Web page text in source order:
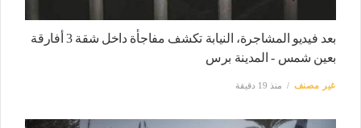
بعد فيديو المشاجرة، النيابة تكشف مفاجأة داخل شقة 3 أفارقة
بعين شمس - المدينة برس
غير مصنف منذ 19 دقيقة